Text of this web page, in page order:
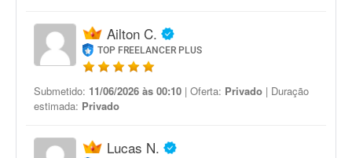
Ailton C.
TOP FREELANCER PLUS
Submetido: 11/06/2026 às 00:10 | Oferta: Privado | Duração
estimada: Privado
Lucas N.